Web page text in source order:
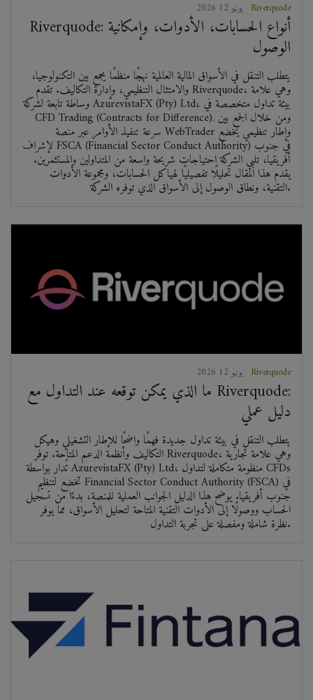
2026 يونيو 12 Riverquode
Riverquode: أنواع الحسابات، الأدوات، وإمكانية
الوصول
يتطلب التنقل في الأسواق المالية العالمية نهجًا منظمًا يجمع بين التكنولوجيا،
والامتثال التنظيمي، وإدارة التكاليف. تقدم Riverquode، وهي علامة
وساطة تابعة لشركة AzurevistaFX (Pty) Ltd، بيئة تداول متخصصة في
CFD Trading (Contracts for Difference). ومن خلال الجمع بين
سرعة تنفيذ الأوامر عبر منصة WebTrader وإطار تنظيمي يخضع
لإشراف FSCA (Financial Sector Conduct Authority) في جنوب
أفريقيا، تلبي الشركة احتياجات شريحة واسعة من المتداولين والمستثمرين.
يقدم هذا المقال تحليلًا تفصيليًا لهياكل الحسابات، ومجموعة الأدوات
التقنية، ونطاق الوصول إلى الأسواق الذي توفره الشركة.
2026 يونيو 12 Riverquode
ما الذي يمكن توقعه عند التداول مع Riverquode:
دليل عملي
يتطلب التنقل في بيئة تداول جديدة فهمًا واضحًا للإطار التشغيلي وهيكل
التكاليف وأنظمة الدعم المتاحة. توفر Riverquode، وهي علامة تجارية
تُدار بواسطة AzurevistaFX (Pty) Ltd، منظومة متكاملة لتداول CFDs
تخضع لتنظيم Financial Sector Conduct Authority (FSCA) في
جنوب أفريقيا. يوضح هذا الدليل الجوانب العملية للمنصة، بدءًا من تسجيل
الحساب ووصولًا إلى الأدوات التقنية المتاحة لتحليل الأسواق، مما يوفر
نظرة شاملة ومفصلة على تجربة التداول.